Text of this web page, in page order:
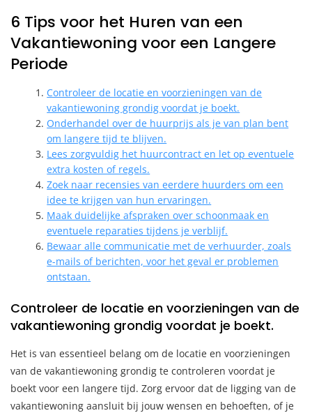
6 Tips voor het Huren van een
Vakantiewoning voor een Langere
Periode
Controleer de locatie en voorzieningen van de
vakantiewoning grondig voordat je boekt.
Onderhandel over de huurprijs als je van plan bent
om langere tijd te blijven.
Lees zorgvuldig het huurcontract en let op eventuele
extra kosten of regels.
Zoek naar recensies van eerdere huurders om een
idee te krijgen van hun ervaringen.
Maak duidelijke afspraken over schoonmaak en
eventuele reparaties tijdens je verblijf.
Bewaar alle communicatie met de verhuurder, zoals
e-mails of berichten, voor het geval er problemen
ontstaan.
Controleer de locatie en voorzieningen van de
vakantiewoning grondig voordat je boekt.
Het is van essentieel belang om de locatie en voorzieningen
van de vakantiewoning grondig te controleren voordat je
boekt voor een langere tijd. Zorg ervoor dat de ligging van de
vakantiewoning aansluit bij jouw wensen en behoeften, of je